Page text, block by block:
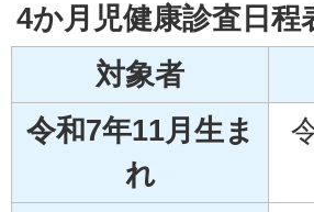
4か月児健康診査日程
対象者
令和7年11月生ま
れ